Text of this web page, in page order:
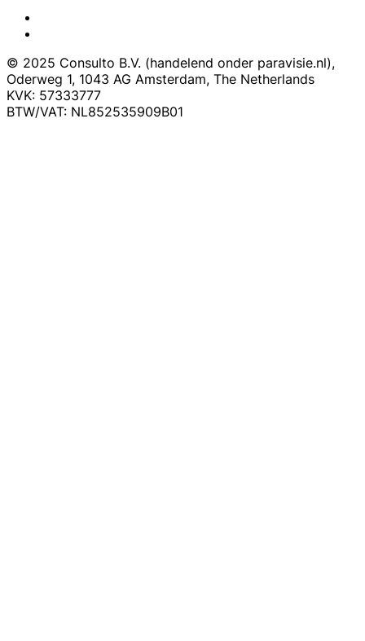
© 2025 Consulto B.V. (handelend onder paravisie.nl),
Oderweg 1, 1043 AG Amsterdam, The Netherlands
KVK: 57333777
BTW/VAT: NL852535909B01